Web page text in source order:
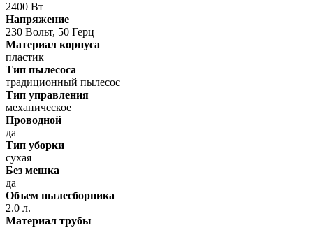
2400 Вт
Напряжение
230 Вольт, 50 Герц
Материал корпуса
пластик
Тип пылесоса
традиционный пылесос
Тип управления
механическое
Проводной
да
Тип уборки
сухая
Без мешка
да
Объем пылесборника
2.0 л.
Материал трубы